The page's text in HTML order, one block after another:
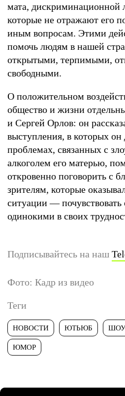
мата, дискриминационной
которые не отражают его
иным вопросам. Этими
помочь людям в нашей
открытыми, терпимыми,
свободными.
О положительном
общество и жизни
и Сергей Орлов: он
выступления, в которых
проблемах, связанных с
алкоголем его матерью,
откровенно поговорить с
зрителям, которые
ситуации — почувствовать
одинокими в своих
Подписывайтесь на наш
Фото: Кадр из видео
Теги
НОВОСТИ ЮТЬЮБ
ЮМОР